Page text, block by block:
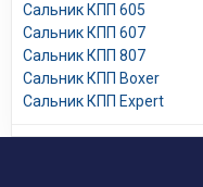
Сальник КПП 605
Сальник КПП 607
Сальник КПП 807
Сальник КПП Boxer
Сальник КПП Expert